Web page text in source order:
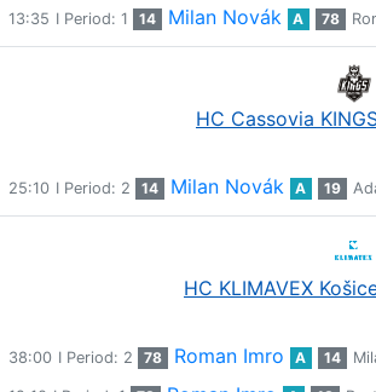
13:35 I Period: 1 14 Milan Novák A 78
HC Cassovia
25:10 I Period: 2 14 Milan Novák A 19
HC KLIMAVEX
38:00 I Period: 2 78 Roman Imro A 14